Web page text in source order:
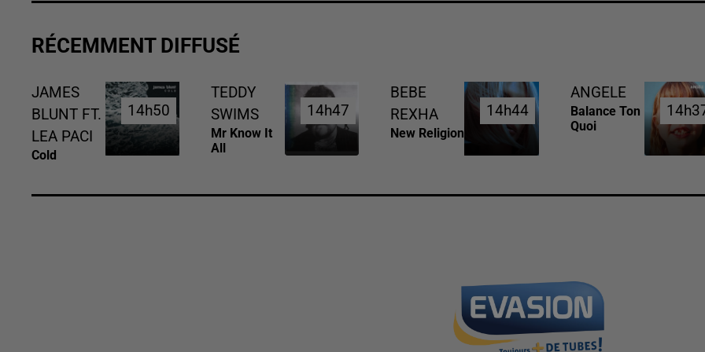
RÉCEMMENT DIFFUSÉ
JAMES
BLUNT FT.
LEA PACI
Cold
14h50
14h50
TEDDY
SWIMS
Mr Know It
All
14h47
14h47
BEBE
REXHA
New Religion
14h44
14h44
ANGELE
Balance Ton
Quoi